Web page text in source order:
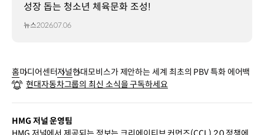
성장 돕는 청소년 체육문화 조성!
뉴스2026.07.06
홈미디어센터저널현대모비스가 제안하는 세계 최초의 PBV 특화 에어백
현대자동차그룹의 최신 소식을 구독하세요
HMG 저널 운영팀